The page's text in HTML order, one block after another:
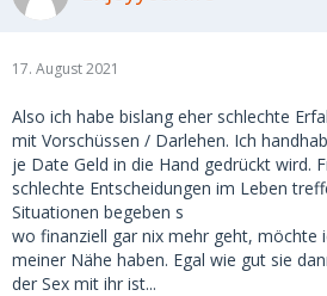
17. August 2021
Also ich habe bislang eher schlechte
mit Vorschüssen / Darlehen. Ich
je Date Geld in die Hand gedrückt wird.
schlechte Entscheidungen im Leben
Situationen begeben s
wo finanziell gar nix mehr geht, möchte
meiner Nähe haben. Egal wie gut sie
der Sex mit ihr ist...